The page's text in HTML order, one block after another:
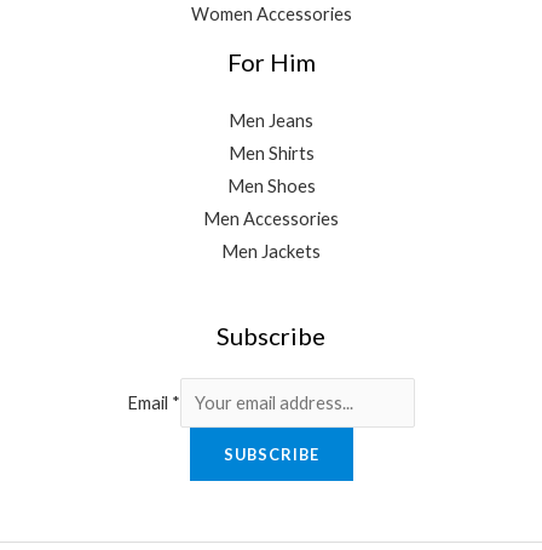
Women Accessories
For Him
Men Jeans
Men Shirts
Men Shoes
Men Accessories
Men Jackets
Subscribe
Email *
SUBSCRIBE